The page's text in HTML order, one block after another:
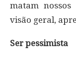
matam nossos
visão geral,
Ser pessimista